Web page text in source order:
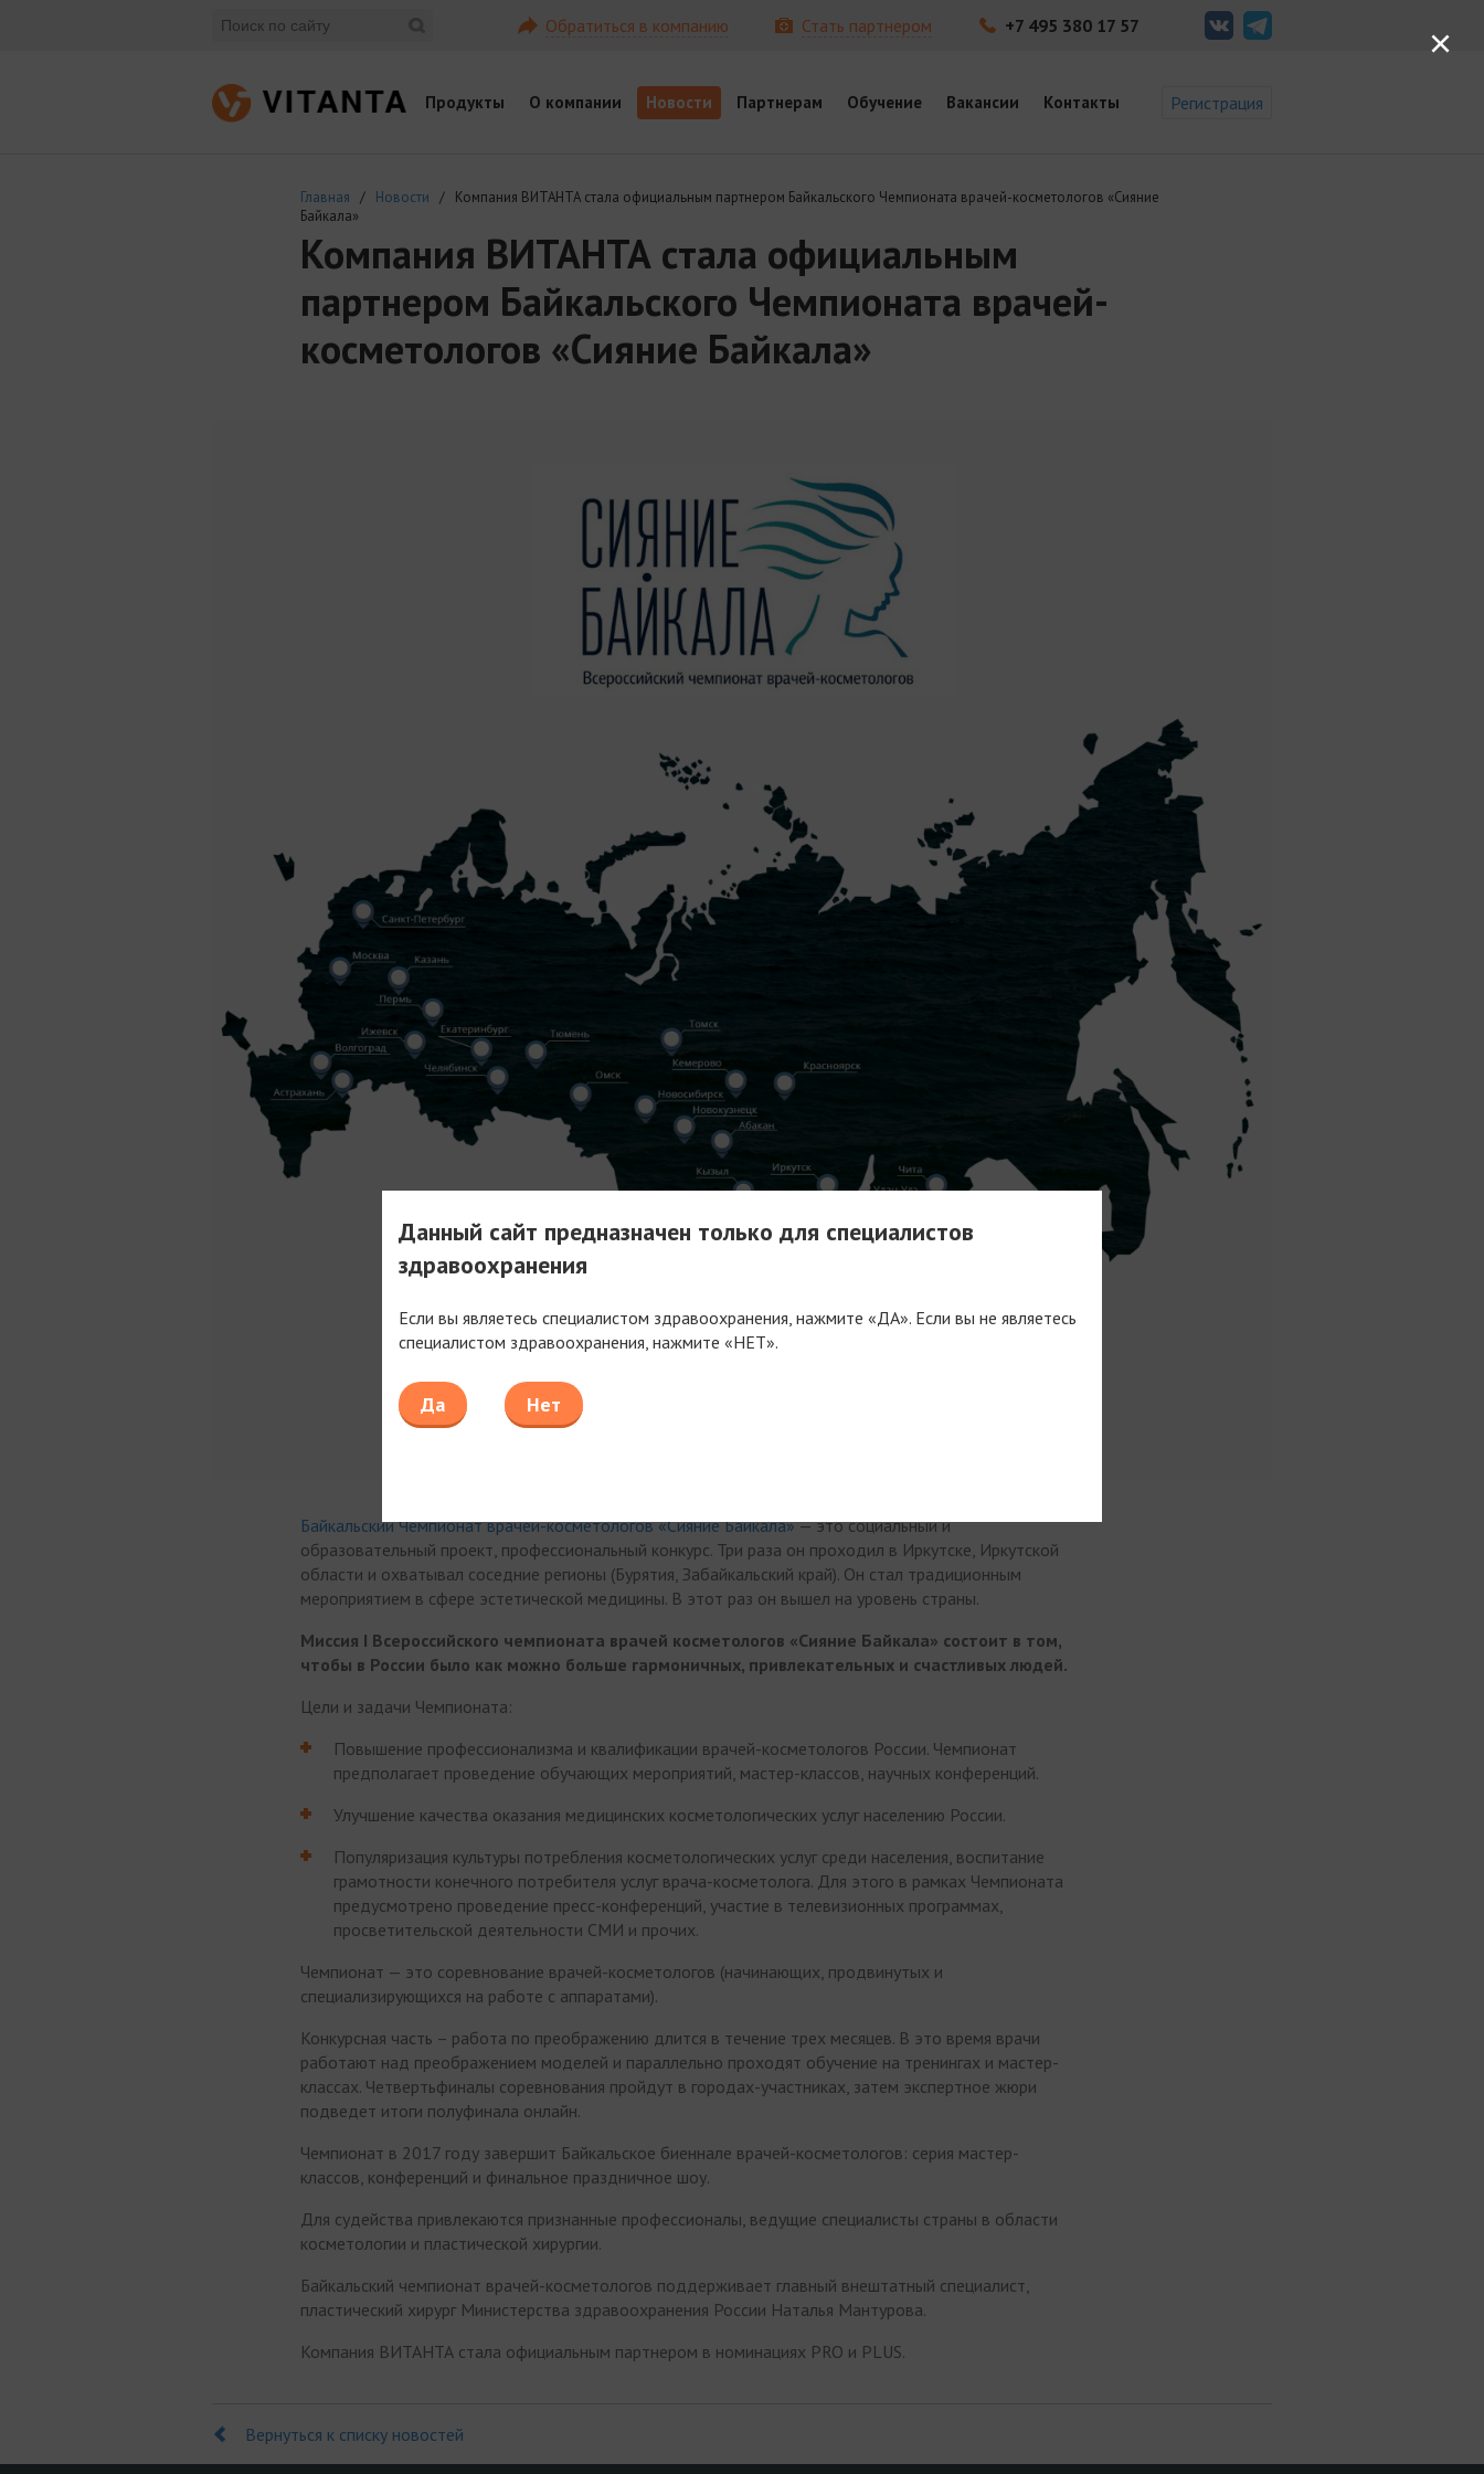
Обратиться в компанию Стать партнером +7 495 380 17 57
Продукты О компании Новости Партнерам Обучение Вакансии Контакты Регистрация
Главная / Новости / Компания ВИТАНТА стала официальным партнером Байкальского Чемпионата врачей-косметологов «Сияние
Байкала»
Компания ВИТАНТА стала официальным
партнером Байкальского Чемпионата врачей-
косметологов «Сияние Байкала»
Байкальский Чемпионат врачей-косметологов «Сияние Байкала»— это социальный и
образовательный проект, профессиональный конкурс. Три раза он проходил в Иркутске, Иркутской
области и охватывал соседние регионы (Бурятия, Забайкальский край). Он стал традиционным
мероприятием в сфере эстетической медицины. В этот раз он вышел на уровень страны.
Миссия I Всероссийского чемпионата врачей косметологов «Сияние Байкала» состоит в том,
чтобы в России было как можно больше гармоничных, привлекательных и счастливых людей.
Цели и задачи Чемпионата:
Повышение профессионализма и квалификации врачей-косметологов России. Чемпионат
предполагает проведение обучающих мероприятий, мастер-классов, научных конференций.
Улучшение качества оказания медицинских косметологических услуг населению России.
Популяризация культуры потребления косметологических услуг среди населения, воспитание
грамотности конечного потребителя услуг врача-косметолога. Для этого в рамках Чемпионата
предусмотрено проведение пресс-конференций, участие в телевизионных программах,
просветительской деятельности СМИ и прочих.
Чемпионат — это соревнование врачей-косметологов (начинающих, продвинутых и
специализирующихся на работе с аппаратами).
Конкурсная часть – работа по преображению длится в течение трех месяцев. В это время врачи
работают над преображением моделей и параллельно проходят обучение на тренингах и мастер-
классах. Четвертьфиналы соревнования пройдут в городах-участниках, затем экспертное жюри
подведет итоги полуфинала онлайн.
Чемпионат в 2017 году завершит Байкальское биеннале врачей-косметологов: серия мастер-
классов, конференций и финальное праздничное шоу.
Для судейства привлекаются признанные профессионалы, ведущие специалисты страны в области
косметологии и пластической хирургии.
Байкальский чемпионат врачей-косметологов поддерживает главный внештатный специалист,
пластический хирург Министерства здравоохранения России Наталья Мантурова.
Компания ВИТАНТА стала официальным партнером в номинациях PRO и PLUS.
Вернуться к списку новостей
×
Данный сайт предназначен только для специалистов
здравоохранения
Если вы являетесь специалистом здравоохранения, нажмите «ДА». Если вы не являетесь
специалистом здравоохранения, нажмите «НЕТ».
Да Нет